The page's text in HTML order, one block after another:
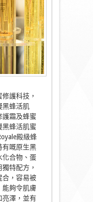
護科技，
黑蜂活肌
護霜及蜂蜜
黑蜂活肌蜜
殿級蜂
有嘅原生黑
化合物、蛋
特配方，
合，容易被
能夠令肌膚
亮澤，並有